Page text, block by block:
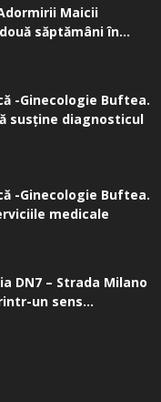
Maicii
săptămâni în...
-Ginecologie Buftea.
susţine diagnosticul
-Ginecologie Buftea.
medicale
DN7 – Strada Milano
un sens...